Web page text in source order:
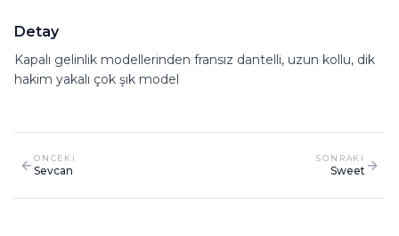
Detay
Kapalı gelinlik modellerinden fransız dantelli, uzun kollu, dik
hakim yakalı çok şık model
ONCEKI
Sevcan
SONRAKI
Sweet